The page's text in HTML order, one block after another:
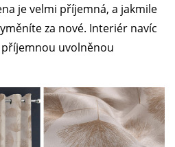
je velmi příjemná, a jakmile
za nové. Interiér navíc
uvolněnou